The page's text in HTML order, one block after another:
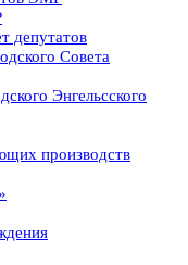
депутатов
Совета
Энгельсского
производств